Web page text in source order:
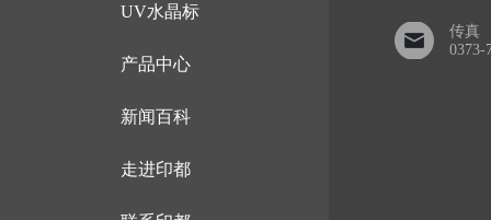
UV水晶标
产品中心
新闻百科
走进印都
传真
0373-